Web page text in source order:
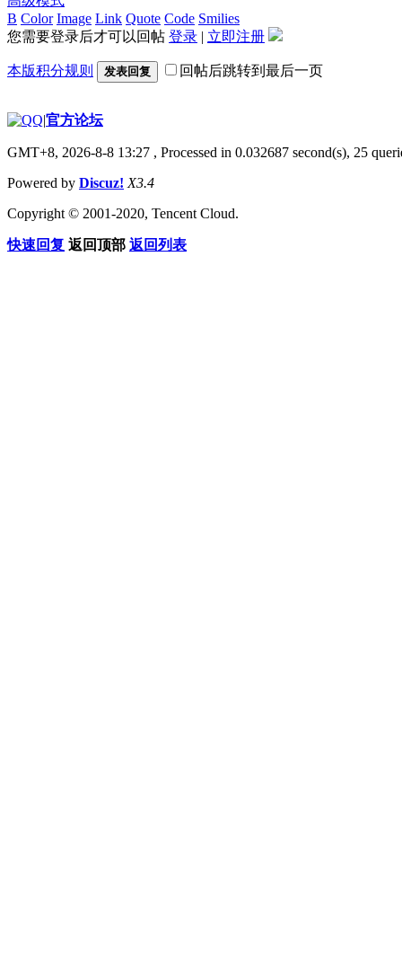
B Color Image Link Quote Code Smilies
您需要登录后才可以回帖 登录 | 立即注册
本版积分规则 发表回复 回帖后跳转到最后一页
|官方论坛
GMT+8, 2026-8-8 13:27 , Processed in 0.032687 second(s), 25
Powered by Discuz! X3.4
Copyright © 2001-2020, Tencent Cloud.
快速回复 返回顶部 返回列表